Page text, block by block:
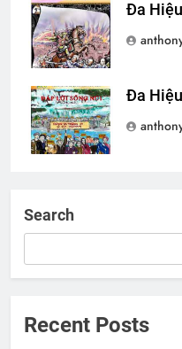
Đa
Đa
Search
Recent Posts